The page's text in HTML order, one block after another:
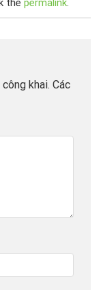
the permalink.
khai. Các